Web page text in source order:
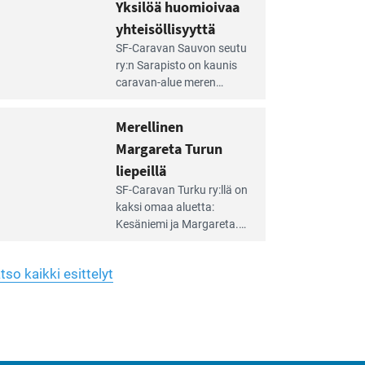
käyttöön­sä osan kunnan
viiden hehtaarin
virkistysalueesta.
Yksilöä huomioivaa
yhteisöllisyyttä
SF-Caravan Sauvon seutu
ry:n Sarapisto on kaunis
caravan-alue meren
on 130 sähköllä
varustettua caravan-paik­
kaa sekä kymmenen
paikkaa ilman sähköä.
Merellinen
Margareta Turun
liepeillä
SF-Caravan Turku ry:llä on
kaksi omaa aluet­ta:
Kesäniemi ja Margareta.
kaikki esittelyt